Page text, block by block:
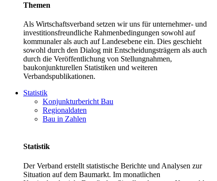
Themen
Als Wirtschaftsverband setzen wir uns für unternehmer- und
investitionsfreundliche Rahmenbedingungen sowohl auf
kommunaler als auch auf Landesebene ein. Dies geschieht
sowohl durch den Dialog mit Entscheidungsträgern als auch
durch die Veröffentlichung von Stellungnahmen,
baukonjunkturellen Statistiken und weiteren
Verbandspublikationen.
Statistik
Konjunkturbericht Bau
Regionaldaten
Bau in Zahlen
Statistik
Der Verband erstellt statistische Berichte und Analysen zur
Situation auf dem Baumarkt. Im monatlichen